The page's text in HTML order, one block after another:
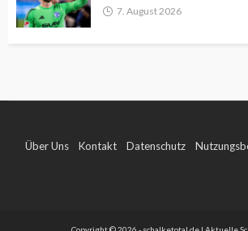
7. August 2026
Über Uns Kontakt Datenschutz